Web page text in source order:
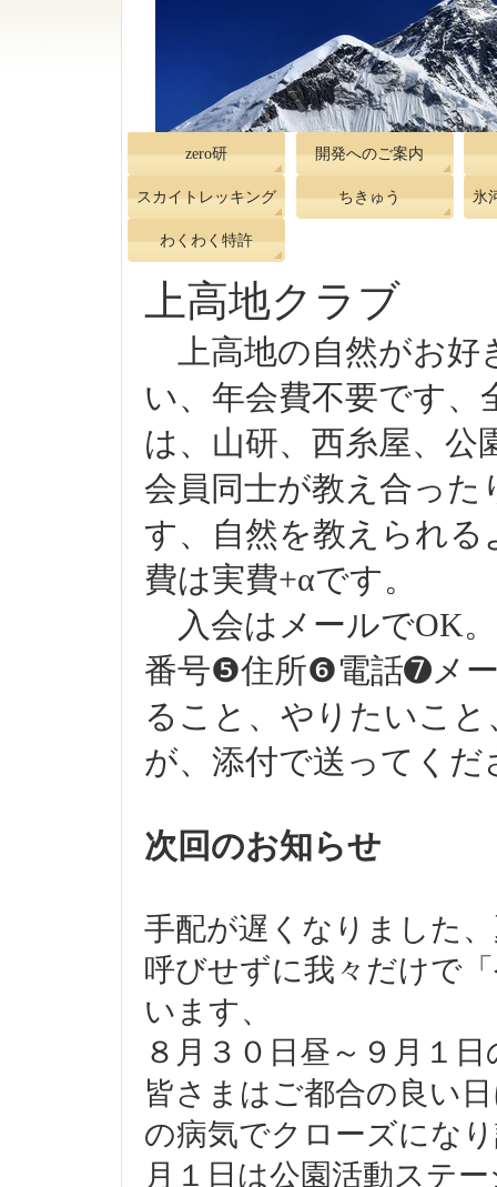
zero研 開発へのご案内
スカイトレッキング ちきゅう 氷
わくわく特許
上高地クラブ
上高地の自然がお好
い、年会費不要です、
は、山研、西糸屋、公
会員同士が教え合っ
す、自然を教えられ
費は実費+αです。
入会はメールでOK
番号❺住所❻電話➐メ
ること、やりたいこ
が、添付で送ってく
次回のお知らせ
手配が遅くなりました
呼びせずに我々だけで
います、
８月３０日昼～９月１
皆さまはご都合の良い
の病気でクローズにな
月１日は公園活動ステ